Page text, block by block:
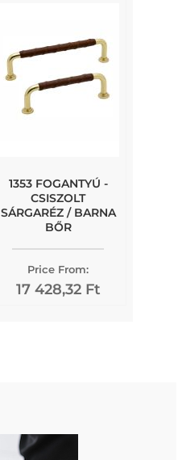
1353 FOGANTYÚ -
CSISZOLT
SÁRGARÉZ / BARNA
BŐR
Price From:
17 428,32 Ft